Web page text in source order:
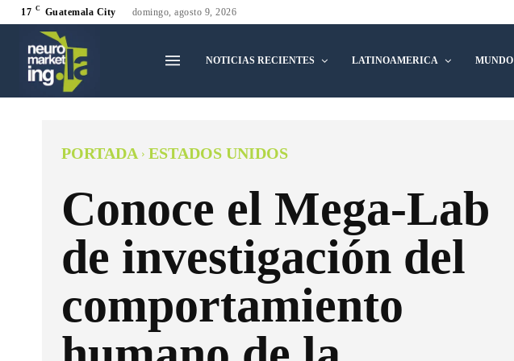
17 C Guatemala City domingo, agosto 9, 2026
NOTICIAS RECIENTES LATINOAMERICA MUNDO
PORTADA ESTADOS UNIDOS
Conoce el Mega-Lab
de investigación del
comportamiento